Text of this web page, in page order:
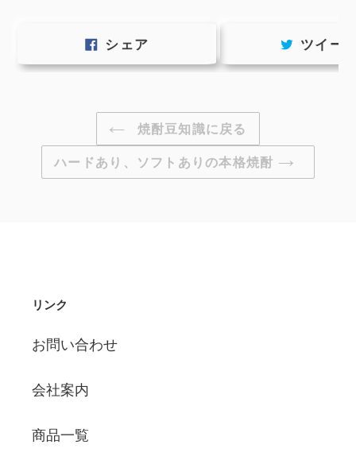
シェア
シ
す
る
ツイー
焼酎豆知識に戻る
ハードあり、ソフトありの本格焼酎
リンク
お問い合わせ
会社案内
商品一覧